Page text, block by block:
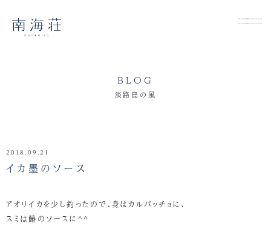
BLOG
淡路島の風
2018.09.21
イカ墨のソース
アオリイカを少し釣ったので、身はカルパッチョに、
スミは鰆のソースに^^